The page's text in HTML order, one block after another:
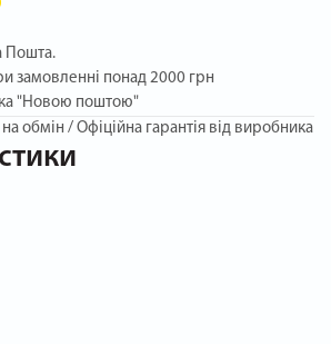
Пошта.
замовленні понад 2000 грн
"Новою поштою"
на обмін / Офіційна гарантія від виробника